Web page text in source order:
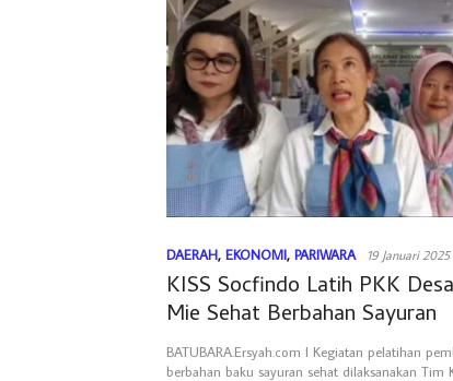
DAERAH, EKONOMI, PARIWARA 19 Januari 2025
KISS Socfindo Latih PKK
Mie Sehat Berbahan Sayuran
BATUBARA.Ersyah.com l Kegiatan pelatihan
berbahan baku sayuran sehat dilaksanakan Tim